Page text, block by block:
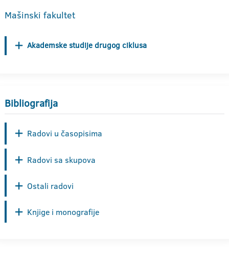
Mašinski fakultet
Akademske studije drugog ciklusa
Bibliografija
Radovi u časopisima
Radovi sa skupova
Ostali radovi
Knjige i monografije